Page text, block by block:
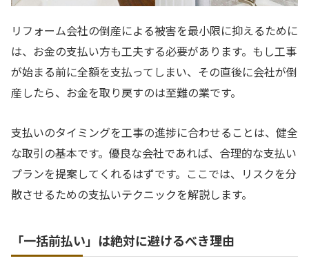
リフォーム会社の倒産による被害を最小限に抑えるために
は、お金の支払い方も工夫する必要があります。もし工事
が始まる前に全額を支払ってしまい、その直後に会社が倒
産したら、お金を取り戻すのは至難の業です。
支払いのタイミングを工事の進捗に合わせることは、健全
な取引の基本です。優良な会社であれば、合理的な支払い
プランを提案してくれるはずです。ここでは、リスクを分
散させるための支払いテクニックを解説します。
「一括前払い」は絶対に避けるべき理由